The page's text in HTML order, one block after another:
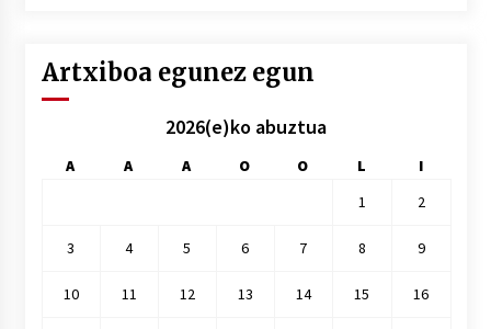
Artxiboa egunez egun
2026(e)ko abuztua
A A A O O L
I
1
2
3 4 5 6 7 8 9
10 11 12 13 14 15 16